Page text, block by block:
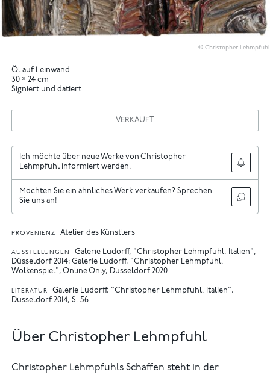
© Christopher Lehmpfuhl
Öl auf Leinwand
30 × 24 cm
Signiert und datiert
VERKAUFT
Ich möchte über neue Werke von Christopher
Lehmpfuhl informiert werden.
Möchten Sie ein ähnliches Werk verkaufen? Sprechen
Sie uns an!
PROVENIENZ Atelier des Künstlers
AUSSTELLUNGEN
Galerie Ludorff, "Christopher Lehmpfuhl. Italien",
Düsseldorf 2014 Galerie Ludorff, "Christopher Lehmpfuhl.
Wolkenspiel", Online Only, Düsseldorf 2020
LITERATUR
Galerie Ludorff, "Christopher Lehmpfuhl. Italien",
Düsseldorf 2014, S. 56
Über Christopher Lehmpfuhl
Christopher Lehmpfuhls Schaffen steht in der